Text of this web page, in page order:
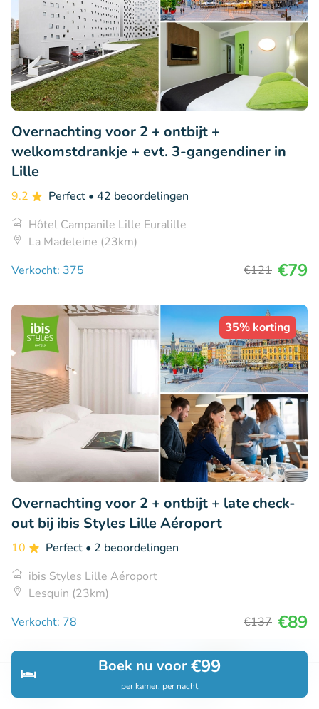
Zoeken Boekingen
Boek nu voor€99
per kamer, per nacht
Overnachting voor 2 + ontbijt +
welkomstdrankje + evt. 3-gangendiner in
Lille
9.2 Perfect • 42 beoordelingen
Hôtel Campanile Lille Euralille
La Madeleine (23km)
Verkocht: 375
€121 €79
35% korting
Overnachting voor 2 + ontbijt + late check-
out bij ibis Styles Lille Aéroport
10 Perfect • 2 beoordelingen
ibis Styles Lille Aéroport
Lesquin (23km)
Verkocht: 78
€137 €89